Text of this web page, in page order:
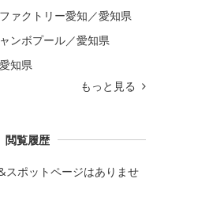
ァクトリー愛知／愛知県
ンボプール／愛知県
知県
もっと見る
閲覧履歴
スポットページはありませ